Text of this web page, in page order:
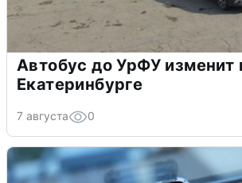
Автобус до УрФУ изменит
Екатеринбурге
7 августа 0